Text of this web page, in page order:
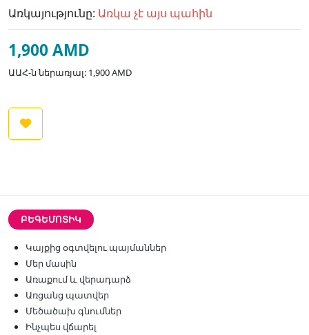
Առկայությունը: Առկա չէ այս պահին
1,900 AMD
ԱԱՀ-ն ներառյալ: 1,900 AMD
ԲԵԳԵՄՈՏԻԿ
Կայքից օգտվելու պայմաններ
Մեր մասին
Առաքում և վերադարձ
Առցանց պատվեր
Մեծածախ գնումներ
Ինչպես վճարել